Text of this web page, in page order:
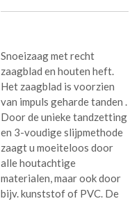
Snoeizaag met recht
zaagblad en houten heft.
Het zaagblad is voorzien
van impuls geharde tanden .
Door de unieke tandzetting
en 3-voudige slijpmethode
zaagt u moeiteloos door
alle houtachtige
materialen, maar ook door
bijv. kunststof of PVC. De